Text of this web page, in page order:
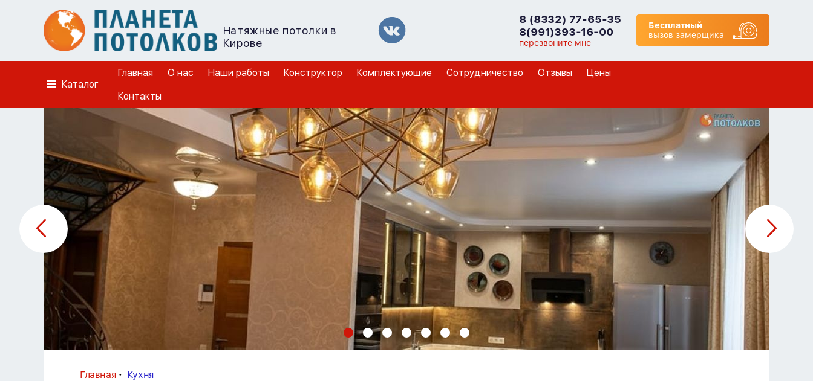
Натяжные потолки в
Кирове
8 (8332) 77-65-35
8(991)393-16-00
перезвоните мне
Бесплатный
вызов замерщика
Каталог
Главная О нас Наши работы Конструктор Комплектующие Сотрудничество Отзывы Цены
Контакты
Главная Кухня